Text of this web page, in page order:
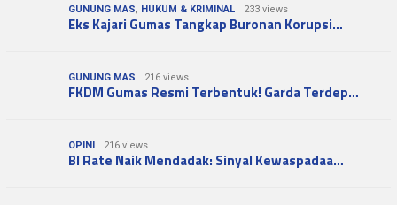
GUNUNG MAS, HUKUM & KRIMINAL 233 views
Eks Kajari Gumas Tangkap Buronan Korupsi…
GUNUNG MAS 216 views
FKDM Gumas Resmi Terbentuk! Garda Terdep…
OPINI 216 views
BI Rate Naik Mendadak: Sinyal Kewaspadaa…